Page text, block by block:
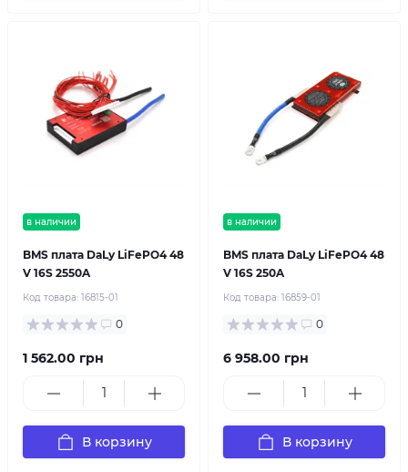
в наличии
BMS плата DaLy LiFePO4 48
V 16S 2550A
Код товара: 16815-01
0
1 562.00 грн
В корзину
в наличии
BMS плата DaLy LiFePO4 48
V 16S 250A
Код товара: 16859-01
0
6 958.00 грн
В корзину